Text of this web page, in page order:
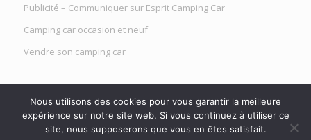
Publicité – Communiquer sur Esprit Camping Car
Camping car occasion et neuf
Vendre son camping car
Le Mag d'Esprit Camping Car | Netlight solutions © 2020 | Tous droits
Nous utilisons des cookies pour vous garantir la meilleure
expérience sur notre site web. Si vous continuez à utiliser ce
site, nous supposerons que vous en êtes satisfait.